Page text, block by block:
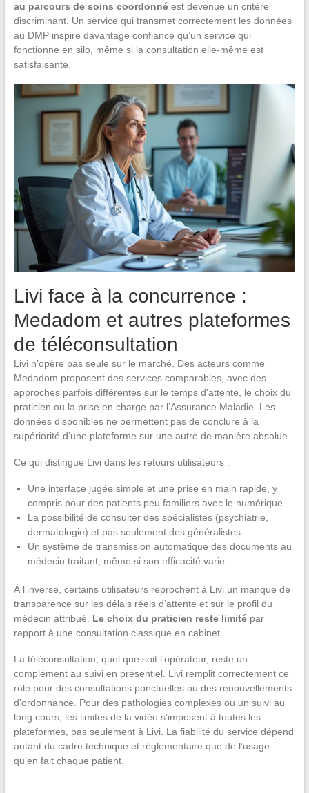
au parcours de soins coordonnéest devenue un critère
discriminant. Un service qui transmet correctement les données
au DMP inspire davantage confiance qu’un service qui
fonctionne en silo, même si la consultation elle-même est
satisfaisante.
Livi face à la concurrence :
Medadom et autres plateformes
de téléconsultation
Livi n’opère pas seule sur le marché. Des acteurs comme
Medadom proposent des services comparables, avec des
approches parfois différentes sur le temps d’attente, le choix du
praticien ou la prise en charge par l’Assurance Maladie. Les
données disponibles ne permettent pas de conclure à la
supériorité d’une plateforme sur une autre de manière absolue.
Ce qui distingue Livi dans les retours utilisateurs :
Une interface jugée simple et une prise en main rapide, y
compris pour des patients peu familiers avec le numérique
La possibilité de consulter des spécialistes (psychiatrie,
dermatologie) et pas seulement des généralistes
Un système de transmission automatique des documents au
médecin traitant, même si son efficacité varie
À l’inverse, certains utilisateurs reprochent à Livi un manque de
transparence sur les délais réels d’attente et sur le profil du
médecin attribué. Le choix du praticien reste limitépar
rapport à une consultation classique en cabinet.
La téléconsultation, quel que soit l’opérateur, reste un
complément au suivi en présentiel. Livi remplit correctement ce
rôle pour des consultations ponctuelles ou des renouvellements
d’ordonnance. Pour des pathologies complexes ou un suivi au
long cours, les limites de la vidéo s’imposent à toutes les
plateformes, pas seulement à Livi. La fiabilité du service dépend
autant du cadre technique et réglementaire que de l’usage
qu’en fait chaque patient.